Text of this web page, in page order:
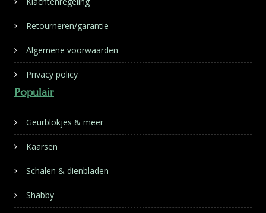
Retourneren/garantie
Algemene voorwaarden
Privacy policy
Populair
Geurblokjes & meer
Kaarsen
Schalen & dienbladen
Shabby